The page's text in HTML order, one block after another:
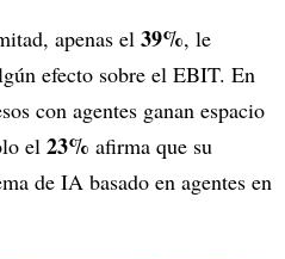
apenas el 39%, le
efecto sobre el EBIT. En
con agentes ganan espacio
el 23% afirma que su
de IA basado en agentes en